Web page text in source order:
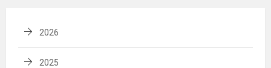
2026
2025